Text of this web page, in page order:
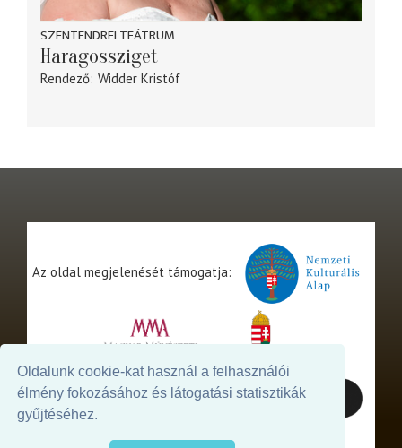
Oldalunk cookie-kat használ a felhasználói
élmény fokozásához és látogatási statisztikák
gyűjtéséhez.
SZENTENDREI TEÁTRUM
Haragossziget
Rendező Widder Kristóf
Az oldal megjelenését támogatja: